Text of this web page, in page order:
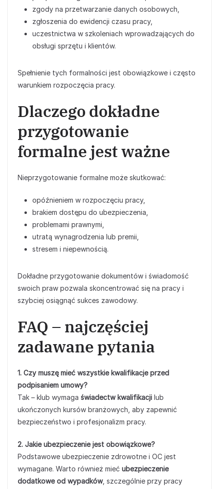
zgody na przetwarzanie danych osobowych,
zgłoszenia do ewidencji czasu pracy,
uczestnictwa w szkoleniach wprowadzających do
obsługi sprzętu i klientów.
Spełnienie tych formalności jest obowiązkowe i często
warunkiem rozpoczęcia pracy.
Dlaczego dokładne
przygotowanie
formalne jest ważne
Nieprzygotowanie formalne może skutkować:
opóźnieniem w rozpoczęciu pracy,
brakiem dostępu do ubezpieczenia,
problemami prawnymi,
utratą wynagrodzenia lub premii,
stresem i niepewnością.
Dokładne przygotowanie dokumentów i świadomość
swoich praw pozwala skoncentrować się na pracy i
szybciej osiągnąć sukces zawodowy.
FAQ – najczęściej
zadawane pytania
1. Czy muszę mieć wszystkie kwalifikacje przed
podpisaniem umowy?
Tak – klub wymaga świadectw kwalifikacji lub
ukończonych kursów branżowych, aby zapewnić
bezpieczeństwo i profesjonalizm pracy.
2. Jakie ubezpieczenie jest obowiązkowe?
Podstawowe ubezpieczenie zdrowotne i OC jest
wymagane. Warto również mieć ubezpieczenie
dodatkowe od wypadków, szczególnie przy pracy